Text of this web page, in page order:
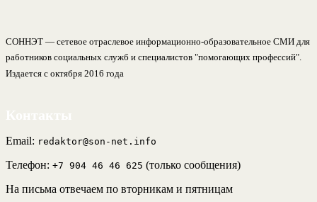
СОННЭТ — сетевое отраслевое информационно-образовательное СМИ для
работников социальных служб и специалистов "помогающих профессий".
Издается с октября 2016 года
Email: redaktor@son-net.info
Телефон: +7 904 46 46 625 (только сообщения)
На письма отвечаем по вторникам и пятницам